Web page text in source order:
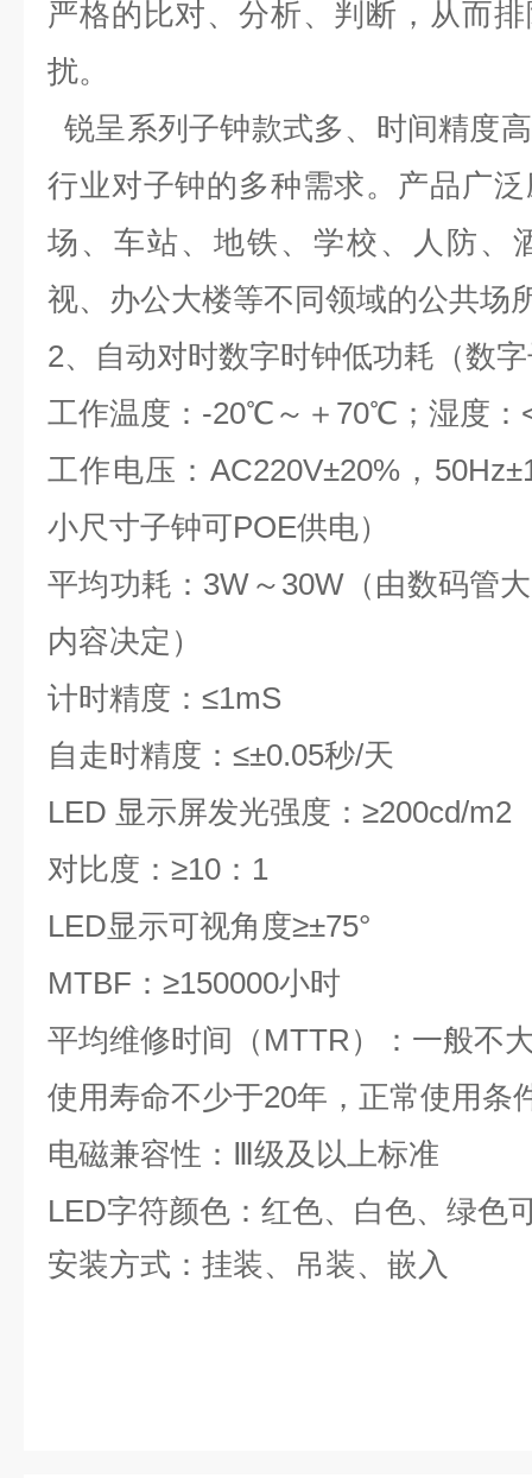
严格的比对、分析、判断，从而
扰。
锐呈系列子钟款式多、时间精度
行业对子钟的多种需求。产品广
场、车站、地铁、学校、人防、
视、办公大楼等不同领域的公共场
2、自动对时数字时钟低功耗 （数
工作温度： -20℃～＋ 70℃；湿度：
工作电压： AC220V±20%， 50Hz±
小尺寸子钟可POE供电）
平均功耗： 3W ～ 30W（由数码管
内容决定）
计时精度： ≤1mS
自走时精度：≤±0.05秒/天
LED 显示屏发光强度： ≥200cd/m2
对比度： ≥10 ： 1
LED显示可视角度≥±75°
MTBF ： ≥150000小时
平均维修时间（ MTTR）：一般不
使用寿命不少于20年，正常使用条
电磁兼容性：Ⅲ级及以上标准
LED字符颜色：红色、白色、绿色
安装方式：挂装、吊装、嵌入